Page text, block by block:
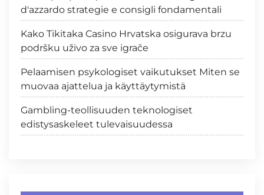
d'azzardo strategie e consigli fondamentali
Kako Tikitaka Casino Hrvatska osigurava brzu
podršku uživo za sve igrače
Pelaamisen psykologiset vaikutukset Miten se
muovaa ajattelua ja käyttäytymistä
Gambling-teollisuuden teknologiset
edistysaskeleet tulevaisuudessa